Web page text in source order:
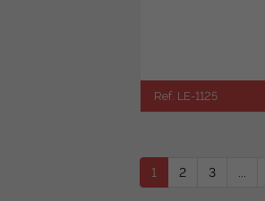
Ref. LE-1125
1 2 3 ...